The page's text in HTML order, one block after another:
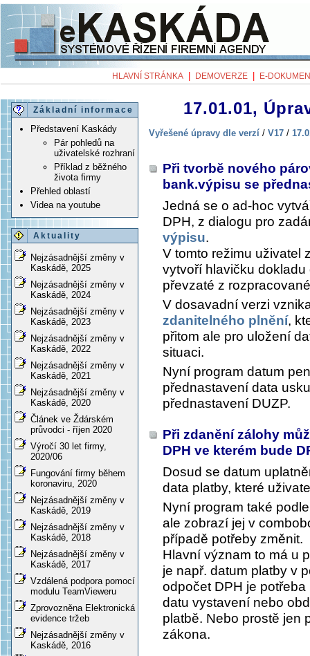
HLAVNÍ STRÁNKA DEMOVERZE E-
Základní informace
Představení Kaskády
Pár pohledů na
uživatelské rozhraní
Příklad z běžného
života firmy
Přehled oblastí
Videa na youtube
Aktuality
Nejzásadnější změny v
Kaskádě, 2025
Nejzásadnější změny v
Kaskádě, 2024
Nejzásadnější změny v
Kaskádě, 2023
Nejzásadnější změny v
Kaskádě, 2022
Nejzásadnější změny v
Kaskádě, 2021
Nejzásadnější změny v
Kaskádě, 2020
Článek ve Ždárském
průvodci - říjen 2020
Výročí 30 let firmy,
2020/06
Fungování firmy během
koronaviru, 2020
Nejzásadnější změny v
Kaskádě, 2019
Nejzásadnější změny v
Kaskádě, 2018
Nejzásadnější změny v
Kaskádě, 2017
Vzdálená podpora pomocí
modulu TeamVieweru
Zprovozněna Elektronická
evidence tržeb
Nejzásadnější změny v
Kaskádě, 2016
17.01.01,
Vyřešené úpravy dle verzí / V17 /
Při tvorbě nového
bank.výpisu se
Jedná se o ad-hoc
DPH, z dialogu pro
výpisu.
V tomto režimu uživatel
vytvoří hlavičku
převzaté z
V dosavadní verzi
zdanitelného plnění,
přitom ale pro uložení
situaci.
Nyní program datum
přednastavení data
přednastavení DUZP.
Při zdanění zálohy
DPH ve kterém bude
Dosud se datum
data platby, které
Nyní program také
ale zobrazí jej v
případě potřeby změnit.
Hlavní význam to má u
je např. datum platby v
odpočet DPH je
datu vystavení nebo
platbě. Nebo prostě jen
zákona.